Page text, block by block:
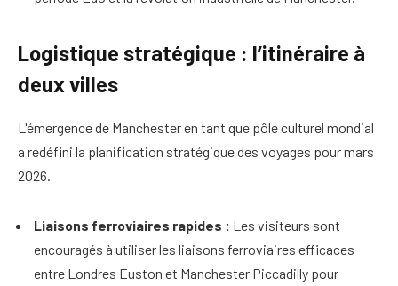
Logistique stratégique : l’itinéraire à
deux villes
L'émergence de Manchester en tant que pôle culturel mondial
a redéfini la planification stratégique des voyages pour mars
2026.
Liaisons ferroviaires rapides : Les visiteurs sont
encouragés à utiliser les liaisons ferroviaires efficaces
entre Londres Euston et Manchester Piccadilly pour